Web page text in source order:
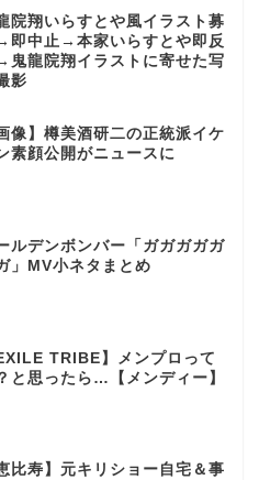
院翔いらすとや風イラスト募
即中止→本家いらすとや即反
鬼龍院翔イラストに寄せた写
影
像】樽美酒研二の正統派イケ
素顔公開がニュースに
ルデンボンバー「ガガガガガ
」MV小ネタまとめ
TRIBE】メンプロって
と思ったら…【メンディー】
比寿】元キリショー自宅＆事